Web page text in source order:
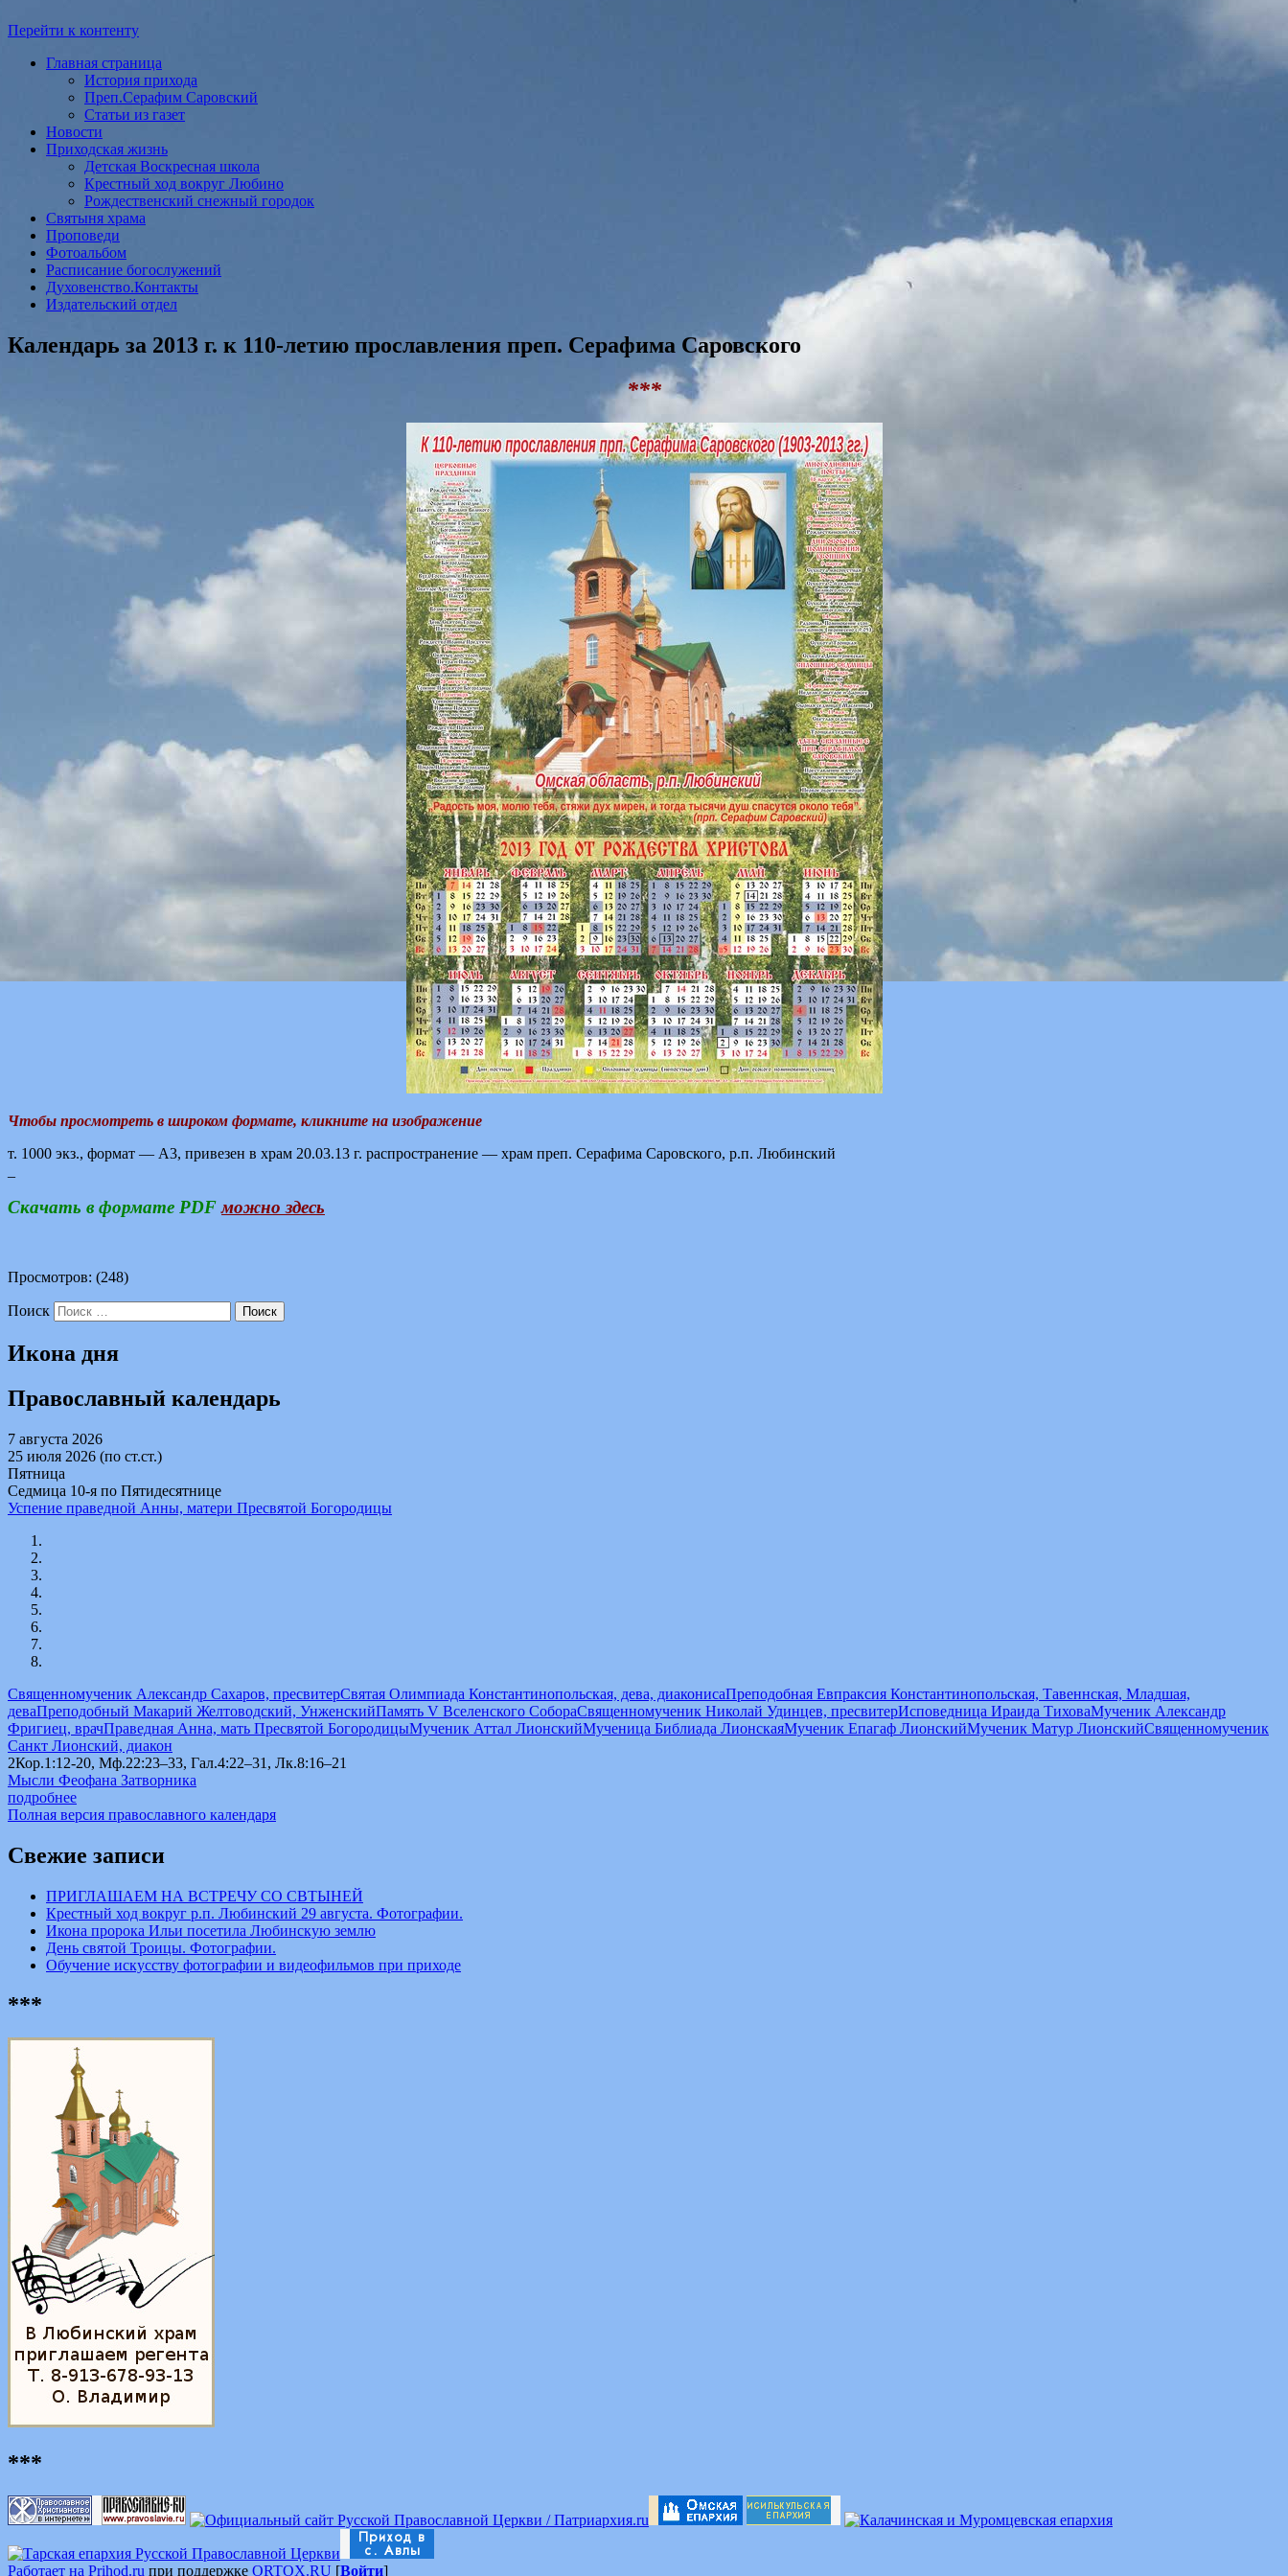
Перейти к контенту
Главная страница
История прихода
Преп.Серафим Саровский
Статьи из газет
Новости
Приходская жизнь
Детская Воскресная школа
Крестный ход вокруг Любино
Рождественский снежный городок
Святыня храма
Проповеди
Фотоальбом
Расписание богослужений
Духовенство.Контакты
Издательский отдел
Календарь за 2013 г. к 110-летию прославления преп. Серафима Саровского
***
Чтобы просмотреть в широком формате, кликните на изображение
т. 1000 экз., формат — А3, привезен в храм 20.03.13 г. распространение — храм преп. Серафима Саровского, р.п. Любинский
Скачать в формате PDFможно здесь
Просмотров: (248)
Поиск
Икона дня
Православный календарь
7 августа 2026
25 июля 2026 (по ст.ст.)
Пятница
Седмица 10-я по Пятидесятнице
Успение праведной Анны, матери Пресвятой Богородицы
Священномученик Александр Сахаров, пресвитерСвятая Олимпиада Константинопольская, дева, диаконисаПреподобная Евпраксия Константинопольская, Тавеннская, Младшая,
деваПреподобный Макарий Желтоводский, УнженскийПамять V Вселенского СобораСвященномученик Николай Удинцев, пресвитерИсповедница Ираида ТиховаМученик Александр
Фригиец, врачПраведная Анна, мать Пресвятой БогородицыМученик Аттал ЛионскийМученица Библиада ЛионскаяМученик Епагаф ЛионскийМученик Матур ЛионскийСвященномученик
Санкт Лионский, диакон
2Кор.1:12-20, Мф.22:23–33, Гал.4:22–31, Лк.8:16–21
Мысли Феофана Затворника
подробнее
Полная версия православного календаря
Свежие записи
ПРИГЛАШАЕМ НА ВСТРЕЧУ СО СВТЫНЕЙ
Крестный ход вокруг р.п. Любинский 29 августа. Фотографии.
Икона пророка Ильи посетила Любинскую землю
День святой Троицы. Фотографии.
Обучение искусству фотографии и видеофильмов при приходе
***
***
Работает на Prihod.ru при поддержке ORTOX.RU [Войти]